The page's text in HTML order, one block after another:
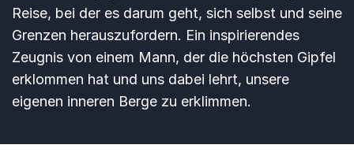
Reise, bei der es darum geht, sich selbst und seine
Grenzen herauszufordern. Ein inspirierendes
Zeugnis von einem Mann, der die höchsten Gipfel
erklommen hat und uns dabei lehrt, unsere
eigenen inneren Berge zu erklimmen.